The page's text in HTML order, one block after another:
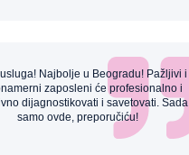
Najbolje u Beogradu! Pažljivi i
zaposleni će profesionalno i
dijagnostikovati i savetovati. Sada
samo ovde, preporučiću!